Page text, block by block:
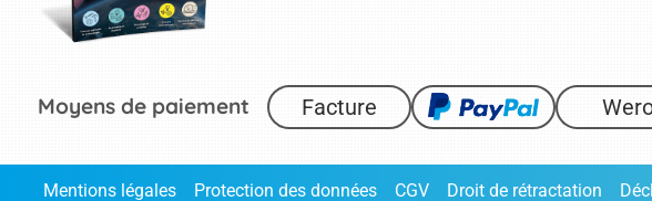
Moyens de paiement Facture
Mentions légales Protection des données CGV Droit de rétractation